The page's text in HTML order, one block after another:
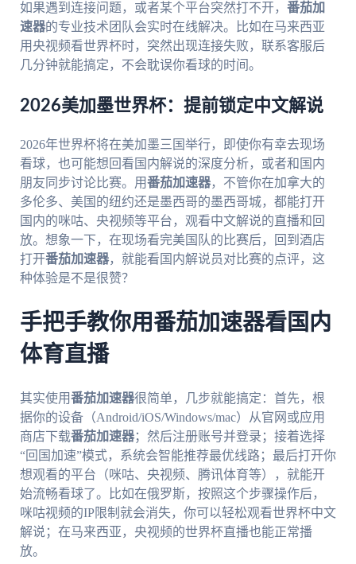
如果遇到连接问题，或者某个平台突然打不开， 番茄加
速器的专业技术团队会实时在线解决。比如在马来西亚
用央视频看世界杯时，突然出现连接失败，联系客服后
几分钟就能搞定，不会耽误你看球的时间。
2026美加墨世界杯：提前锁定中文解说
2026年世界杯将在美加墨三国举行，即使你有幸去现场
看球，也可能想回看国内解说的深度分析，或者和国内
朋友同步讨论比赛。用番茄加速器，不管你在加拿大的
多伦多、美国的纽约还是墨西哥的墨西哥城，都能打开
国内的咪咕、央视频等平台，观看中文解说的直播和回
放。想象一下，在现场看完美国队的比赛后，回到酒店
打开番茄加速器，就能看国内解说员对比赛的点评，这
种体验是不是很赞？
手把手教你用番茄加速器看国内
体育直播
其实使用番茄加速器很简单，几步就能搞定：首先，根
据你的设备（Android/iOS/Windows/mac）从官网或应用
商店下载番茄加速器；然后注册账号并登录；接着选择
“回国加速”模式，系统会智能推荐最优线路；最后打开你
想观看的平台（咪咕、央视频、腾讯体育等），就能开
始流畅看球了。比如在俄罗斯，按照这个步骤操作后，
咪咕视频的IP限制就会消失，你可以轻松观看世界杯中文
解说；在马来西亚，央视频的世界杯直播也能正常播
放。